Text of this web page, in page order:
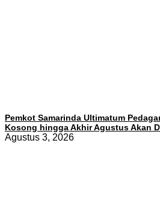
Pemkot Samarinda Ultimatum
Kosong hingga Akhir Agustus Akan
Agustus 3, 2026